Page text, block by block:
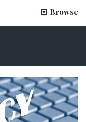
Browse